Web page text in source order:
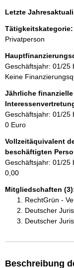
e
n
i
n
h
a
l
t
Letzte
Tätigkeitskategorie:
Privatperson
Geschäftsjahr: 01/25
Keine
Jährliche
Geschäftsjahr: 01/25
0 Euro
Vollzeitäquivalent
beschäftigten
Geschäftsjahr: 01/25
0,00
Mitgliedschaften
RechtGrün -
Deutscher
Deutscher
Beschreibung